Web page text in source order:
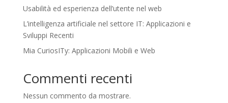
Usabilità ed esperienza dell’utente nel web
L’intelligenza artificiale nel settore IT: Applicazioni e
Sviluppi Recenti
Mia CuriosITy: Applicazioni Mobili e Web
Commenti recenti
Nessun commento da mostrare.